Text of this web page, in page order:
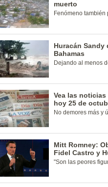
muerto
Fenómeno también
Huracán Sandy
Bahamas
Dejando al menos
Vea las
hoy 25 de
No demores más y
Mitt Romney:
Fidel Castro y
"Son las peores